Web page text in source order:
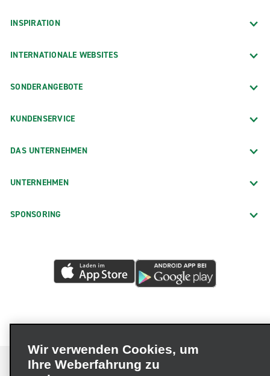
INSPIRATION
INTERNATIONALE WEBSITES
SONDERANGEBOTE
KUNDENSERVICE
DAS UNTERNEHMEN
UNTERNEHMEN
SPONSORING
Wir verwenden Cookies, um
Ihre Weberfahrung zu